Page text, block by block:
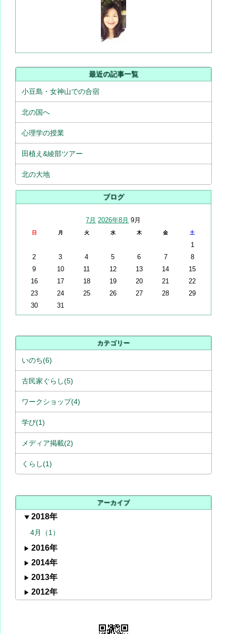
最近の記事一覧
小豆島・女神山での合宿
北の国へ
心理学の授業
田植え&綾部ツアー
北の大地
ブログ
7月 2026年8月 9月
日 月 火 水 木 金 土
1
2
3 4 5 6 7
8
9
10 11 12 13 14
15
16
17 18 19 20 21
22
23
24 25 26 27 28
29
30
31
カテゴリー
いのち(6)
古民家ぐらし(5)
ワークショップ(4)
学び(1)
メディア掲載(2)
くらし(1)
アーカイブ
2018年
4月（1）
2016年
2014年
2013年
2012年